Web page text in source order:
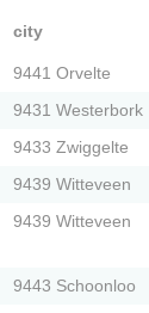
city
9441 Orvelte
9431 Westerbork
9433 Zwiggelte
9439 Witteveen
9439 Witteveen
9443 Schoonloo